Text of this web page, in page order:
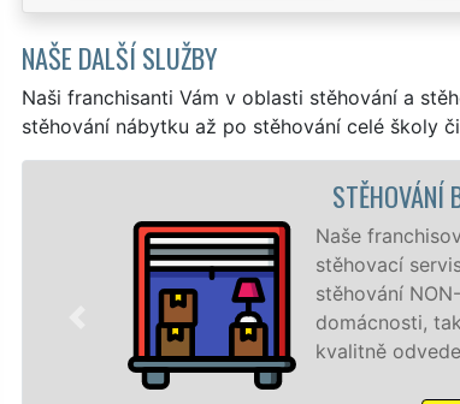
NAŠE DALŠÍ SLUŽBY
Naši franchisanti Vám v oblasti stěhování a
stěhování nábytku až po stěhování celé školy
STĚHOVÁNÍ BRNO -
Naše franchisová síť EXTRA
stěhovací servis v Brně.
stěhování NON-STOP 24
domácnosti, tak pro
kvalitně odvedené práce.